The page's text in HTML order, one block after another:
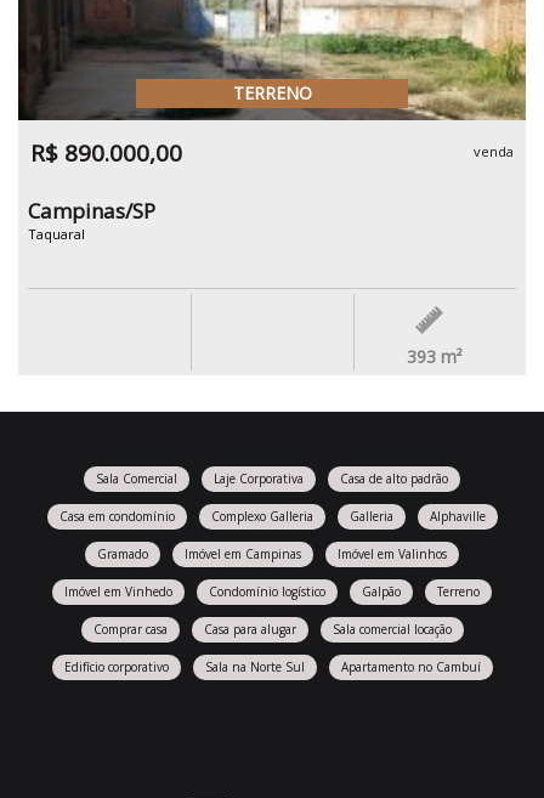
TERRENO
R$ 890.000,00 venda
Campinas/SP
Taquaral
393 m²
Sala Comercial Laje Corporativa Casa de alto padrão
Casa em condomínio Complexo Galleria Galleria Alphaville
Gramado Imóvel em Campinas Imóvel em Valinhos
Imóvel em Vinhedo Condomínio logístico Galpão Terreno
Comprar casa Casa para alugar Sala comercial locação
Edifício corporativo Sala na Norte Sul Apartamento no Cambuí